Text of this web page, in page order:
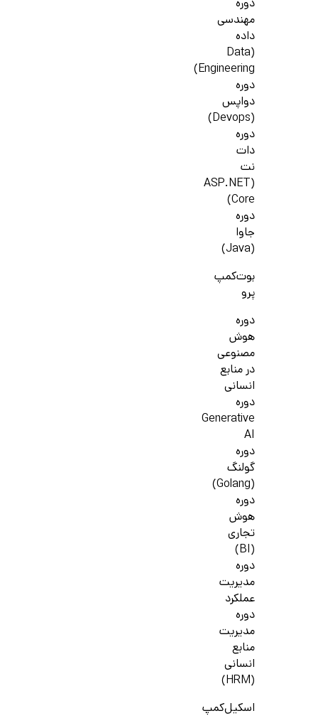
دوره
مهندسی
داده
(Data
Engineering)
دوره
دواپس
(Devops)
دوره
دات
نت
(ASP.NET
Core)
دوره
جاوا
(Java)
بوت‌کمپ
پرو
دوره
هوش
مصنوعی
در منابع
انسانی
دوره
Generative
AI
دوره
گولنگ
(Golang)
دوره
هوش
تجاری
(BI)
دوره
مدیریت
عملکرد
دوره
مدیریت
منابع
انسانی
(HRM)
اسکیل‌کمپ